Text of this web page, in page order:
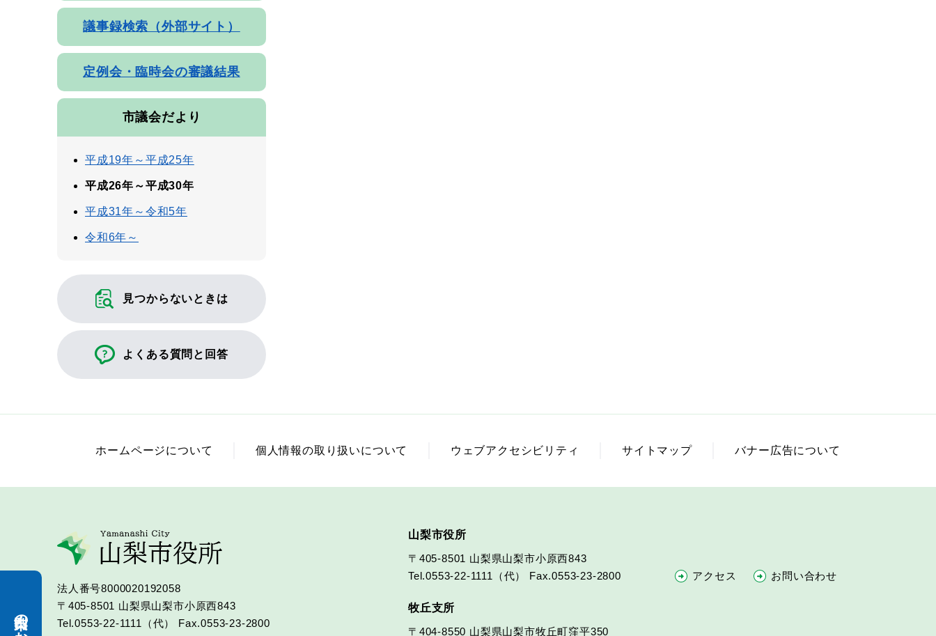
議事録検索（外部サイト）
定例会・臨時会の審議結果
市議会だより
平成19年～平成25年
平成26年～平成30年
平成31年～令和5年
令和6年～
見つからないときは
よくある質問と回答
ホームページについて 個人情報の取り扱いについて ウェブアクセシビリティ サイトマップ バナー広告について
法人番号8000020192058
〒405-8501 山梨県山梨市小原西843
Tel.0553-22-1111（代）
Fax.0553-23-2800
山梨市役所
〒405-8501 山梨県山梨市小原西843
Tel.0553-22-1111（代）
Fax.0553-23-2800 アクセス お問い合わせ
牧丘支所
〒404-8550 山梨県山梨市牧丘町窪平350